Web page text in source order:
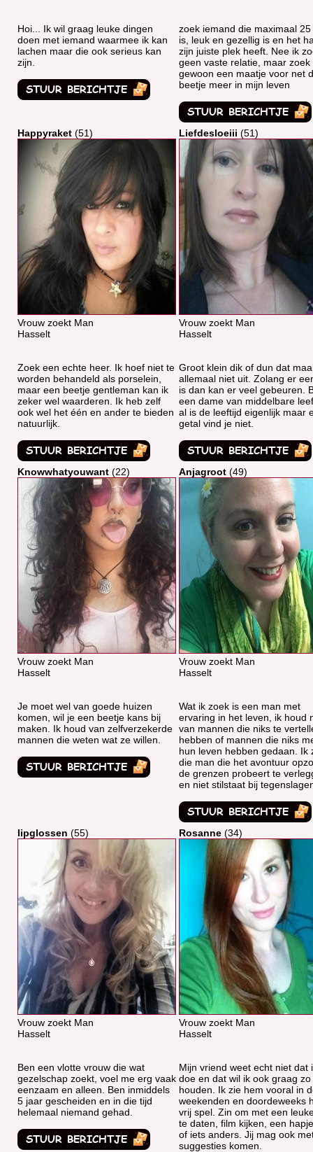
Hoi... Ik wil graag leuke dingen
doen met iemand waarmee ik kan
lachen maar die ook serieus kan
zijn.
zoek iemand die maximaal
is, leuk en gezellig is en het
zijn juiste plek heeft. Nee ik
geen vaste relatie, maar zoek
gewoon een maatje voor net
beetje meer in mijn leven
Happyraket (51)
Vrouw zoekt Man
Hasselt
Zoek een echte heer. Ik hoef niet te
worden behandeld als porselein,
maar een beetje gentleman kan ik
zeker wel waarderen. Ik heb zelf
ook wel het één en ander te bieden
natuurlijk.
Liefdesloeiii (51)
Vrouw zoekt Man
Hasselt
Groot klein dik of dun dat
allemaal niet uit. Zolang er
is dan kan er veel gebeuren.
een dame van middelbare
al is de leeftijd eigenlijk maar
getal vind je niet.
Knowwhatyouwant (22)
Vrouw zoekt Man
Hasselt
Je moet wel van goede huizen
komen, wil je een beetje kans bij
maken. Ik houd van zelfverzekerde
mannen die weten wat ze willen.
Anjagroot (49)
Vrouw zoekt Man
Hasselt
Wat ik zoek is een man met
ervaring in het leven, ik houd
van mannen die niks te
hebben of mannen die niks
hun leven hebben gedaan. Ik
die man die het avontuur
de grenzen probeert te
en niet stilstaat bij
lipglossen (55)
Vrouw zoekt Man
Hasselt
Ben een vlotte vrouw die wat
gezelschap zoekt, voel me erg vaak
eenzaam en alleen. Ben inmiddels
5 jaar gescheiden en in die tijd
helemaal niemand gehad.
Rosanne (34)
Vrouw zoekt Man
Hasselt
Mijn vriend weet echt niet dat
doe en dat wil ik ook graag zo
houden. Ik zie hem vooral in
weekenden en doordeweeks
vrij spel. Zin om met een
te daten, film kijken, een
of iets anders. Jij mag ook
suggesties komen.